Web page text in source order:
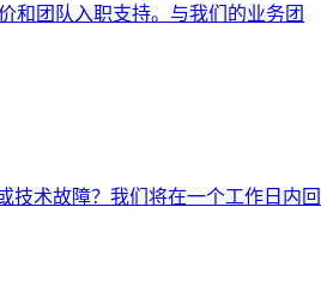
和团队入职支持。与我们的业务团
技术故障？我们将在一个工作日内回